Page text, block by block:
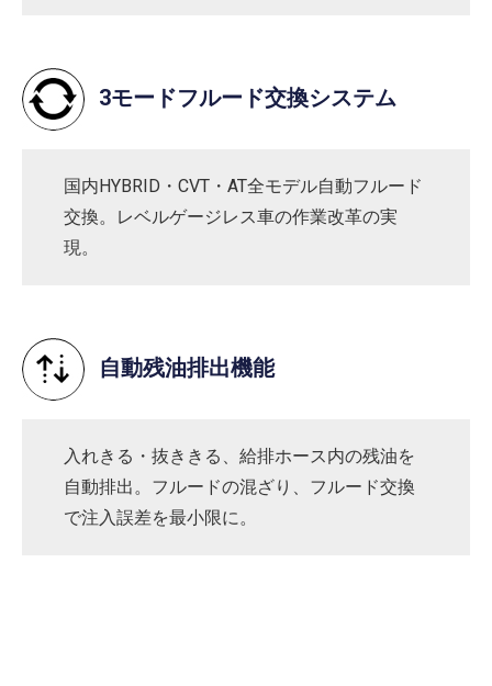
3モードフルード交換システム
国内HYBRID・CVT・AT全モデル自動フルード
交換。レベルゲージレス車の作業改革の実
現。
自動残油排出機能
入れきる・抜ききる、給排ホース内の残油を
自動排出。フルードの混ざり、フルード交換
で注入誤差を最小限に。